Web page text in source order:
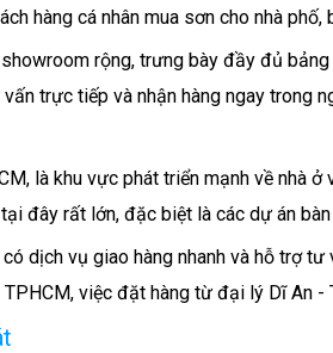
hàng cá nhân mua sơn cho nhà
rộng, trưng bày đầy đủ
trực tiếp và nhận hàng ngay trong
là khu vực phát triển mạnh về nhà ở
đây rất lớn, đặc biệt là các dự án
dịch vụ giao hàng nhanh và hỗ trợ
việc đặt hàng từ đại lý Dĩ An -